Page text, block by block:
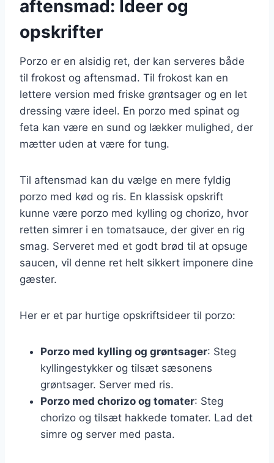
aftensmad: Ideer og
opskrifter
Porzo er en alsidig ret, der kan serveres både
til frokost og aftensmad. Til frokost kan en
lettere version med friske grøntsager og en let
dressing være ideel. En porzo med spinat og
feta kan være en sund og lækker mulighed, der
mætter uden at være for tung.
Til aftensmad kan du vælge en mere fyldig
porzo med kød og ris. En klassisk opskrift
kunne være porzo med kylling og chorizo, hvor
retten simrer i en tomatsauce, der giver en rig
smag. Serveret med et godt brød til at opsuge
saucen, vil denne ret helt sikkert imponere dine
gæster.
Her er et par hurtige opskriftsideer til porzo:
Porzo med kylling og grøntsager: Steg
kyllingestykker og tilsæt sæsonens
grøntsager. Server med ris.
Porzo med chorizo og tomater: Steg
chorizo og tilsæt hakkede tomater. Lad det
simre og server med pasta.